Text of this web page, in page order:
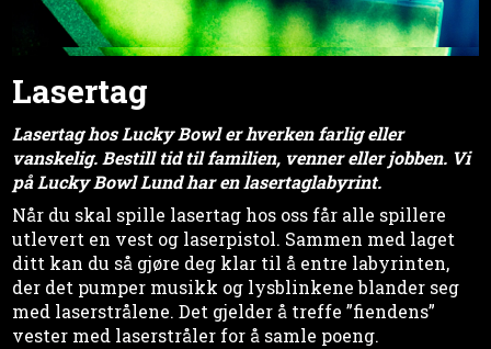
Lasertag
Lasertag hos Lucky Bowl er hverken farlig eller
vanskelig. Bestill tid til familien, venner eller jobben. Vi
på Lucky Bowl Lund har en lasertaglabyrint.
Når du skal spille lasertag hos oss får alle spillere
utlevert en vest og laserpistol. Sammen med laget
ditt kan du så gjøre deg klar til å entre labyrinten,
der det pumper musikk og lysblinkene blander seg
med laserstrålene. Det gjelder å treffe ”fiendens”
vester med laserstråler for å samle poeng.